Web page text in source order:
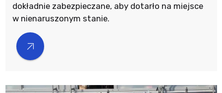
dokładnie zabezpieczane, aby dotarło na miejsce
w nienaruszonym stanie.